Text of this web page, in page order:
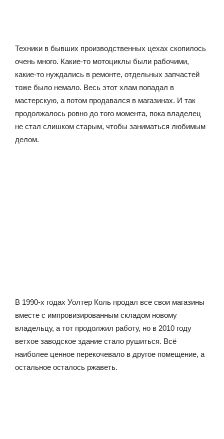
Техники в бывших производственных цехах скопилось
очень много. Какие-то мотоциклы были рабочими,
какие-то нуждались в ремонте, отдельных запчастей
тоже было немало. Весь этот хлам попадал в
мастерскую, а потом продавался в магазинах. И так
продолжалось ровно до того момента, пока владелец
не стал слишком старым, чтобы заниматься любимым
делом.
В 1990-х годах Уолтер Коль продал все свои магазины
вместе с импровизированным складом новому
владельцу, а тот продолжил работу, но в 2010 году
ветхое заводское здание стало рушиться. Всё
наиболее ценное перекочевало в другое помещение, а
остальное осталось ржаветь.